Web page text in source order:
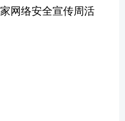
网络安全宣传周活